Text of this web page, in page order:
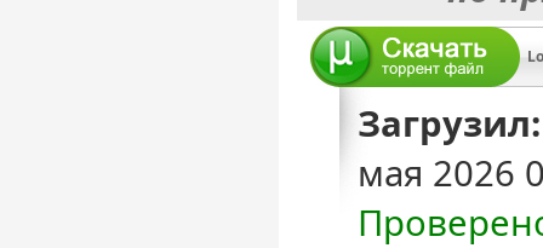
Загрузил:
мая 2026